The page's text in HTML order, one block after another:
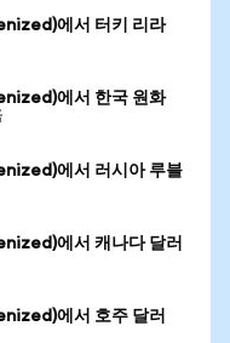
에서 터키 리라
에서 한국 원화
에서 러시아 루블
에서 캐나다 달러
에서 호주 달러